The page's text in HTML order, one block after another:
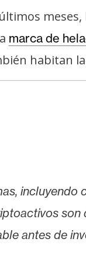
marca de
habitan la
incluyendo
antes de